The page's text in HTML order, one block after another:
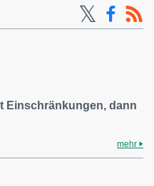
Einschränkungen, dann
mehr